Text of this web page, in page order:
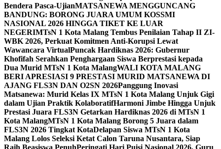
Bendera Pasca-UjianMATSANEWA MENGGUNCANG
BANDUNG: BORONG JUARA UMUM KOSSMI
NASIONAL 2026 HINGGA TIKET KE LUAR
NEGERIMTsN 1 Kota Malang Tembus Penilaian Tahap II ZI-
WBK 2026, Perkuat Komitmen Anti-Korupsi Lewat
Wawancara VirtualPuncak Hardiknas 2026: Gubernur
Khofifah Serahkan Penghargaan Siswa Berprestasi kepada
Dua Murid MTsN 1 Kota MalangWALI KOTA MALANG
BERI APRESIASI 9 PRESTASI MURID MATSANEWA DI
AJANG FLS3N DAN O2SN 2026Panggung Inovasi
Matsanewa: Murid Kelas IX MTsN 1 Kota Malang Unjuk Gigi
dalam Ujian Praktik KolaboratifHarmoni Jimbe Hingga Unjuk
Prestasi Juara FLS3N Getarkan Hardiknas 2026 di MTsN 1
Kota MalangMTsN 1 Kota Malang Borong 5 Juara dalam
FLS3N 2026 Tingkat KotaDelapan Siswa MTsN 1 Kota
Malang Lolos Seleksi Ketat Calon Taruna Nusantara, Siap
Raih Beasiswa PenuhPeringati Hari Puisi Nasional 2026, Guru